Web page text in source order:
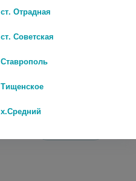
ОДНОРАЗ. Н/СТЕР. Н/ОПУД. М
ст. Отрадная
ст. Советская
Ставрополь
Тищенское
х.Средний